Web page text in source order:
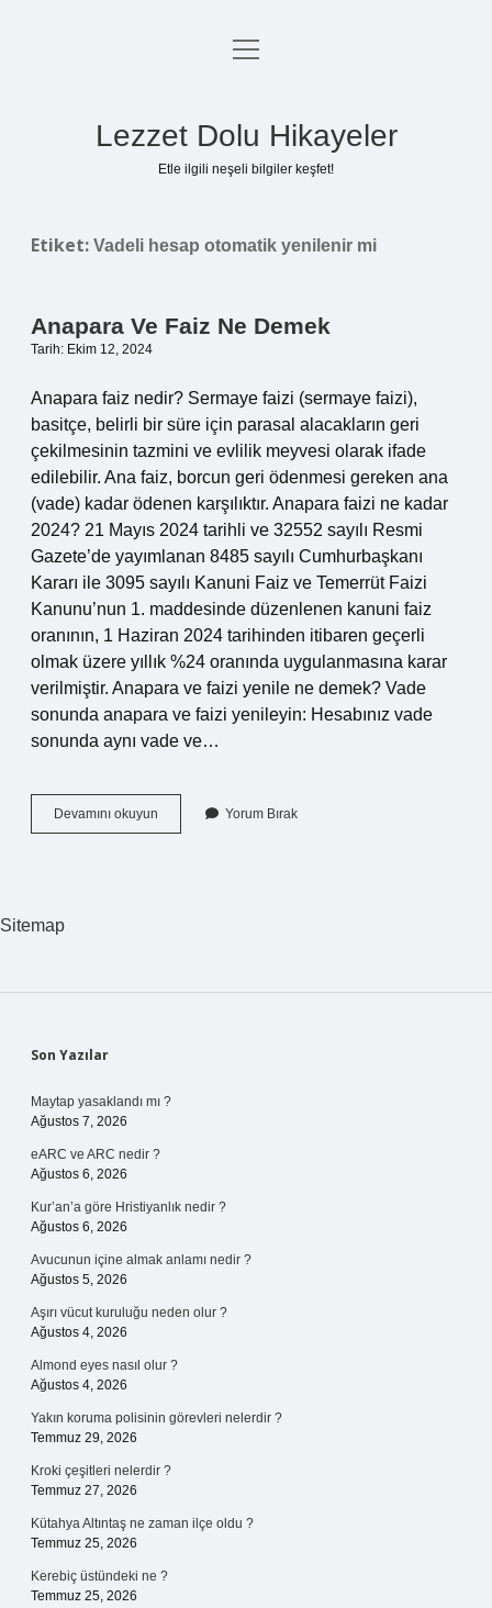
Anasayfa
menüyü
Lezzet Dolu Hikayeler
Etle ilgili neşeli bilgiler keşfet!
Etiket: Vadeli hesap otomatik yenilenir mi
Anapara Ve Faiz Ne Demek
Tarih: Ekim 12, 2024
Anapara faiz nedir? Sermaye faizi (sermaye faizi),
basitçe, belirli bir süre için parasal alacakların geri
çekilmesinin tazmini ve evlilik meyvesi olarak ifade
edilebilir. Ana faiz, borcun geri ödenmesi gereken ana
(vade) kadar ödenen karşılıktır. Anapara faizi ne kadar
2024? 21 Mayıs 2024 tarihli ve 32552 sayılı Resmi
Gazete’de yayımlanan 8485 sayılı Cumhurbaşkanı
Kararı ile 3095 sayılı Kanuni Faiz ve Temerrüt Faizi
Kanunu’nun 1. maddesinde düzenlenen kanuni faiz
oranının, 1 Haziran 2024 tarihinden itibaren geçerli
olmak üzere yıllık %24 oranında uygulanmasına karar
verilmiştir. Anapara ve faizi yenile ne demek? Vade
sonunda anapara ve faizi yenileyin: Hesabınız vade
sonunda aynı vade ve…
Devamını okuyun Anapara
Ve
Yorum Bırak
Sitemap
Sidebar
Son Yazılar
Maytap yasaklandı mı ?
Ağustos 7, 2026
eARC ve ARC nedir ?
Ağustos 6, 2026
Kur’an’a göre Hristiyanlık nedir ?
Ağustos 6, 2026
Avucunun içine almak anlamı nedir ?
Ağustos 5, 2026
Aşırı vücut kuruluğu neden olur ?
Ağustos 4, 2026
Almond eyes nasıl olur ?
Ağustos 4, 2026
Yakın koruma polisinin görevleri nelerdir ?
Temmuz 29, 2026
Kroki çeşitleri nelerdir ?
Temmuz 27, 2026
Kütahya Altıntaş ne zaman ilçe oldu ?
Temmuz 25, 2026
Kerebiç üstündeki ne ?
Temmuz 25, 2026